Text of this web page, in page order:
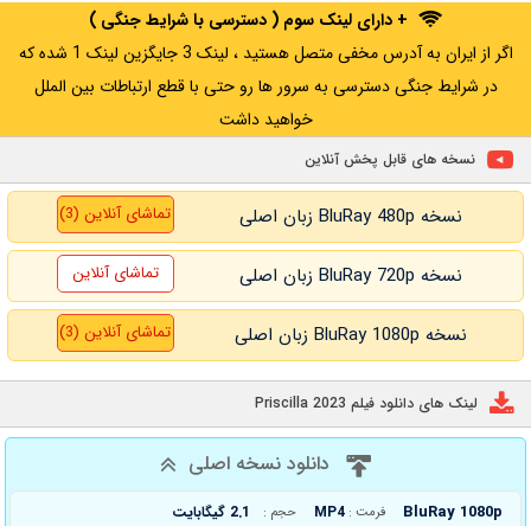
+ دارای لینک سوم ( دسترسی با شرایط جنگی )
اگر از ایران به آدرس مخفی متصل هستید ، لینک 3 جایگزین لینک 1 شده که
در شرایط جنگی دسترسی به سرور ها رو حتی با قطع ارتباطات بین الملل
خواهید داشت
نسخه های قابل پخش آنلاین
نسخه BluRay 480p زبان اصلی تماشای آنلاین (3)
نسخه BluRay 720p زبان اصلی تماشای آنلاین
نسخه BluRay 1080p زبان اصلی تماشای آنلاین (3)
لینک های دانلود فیلم Priscilla 2023
دانلود نسخه اصلی
BluRay 1080p فرمت : MP4 حجم : 2.1 گیگابایت